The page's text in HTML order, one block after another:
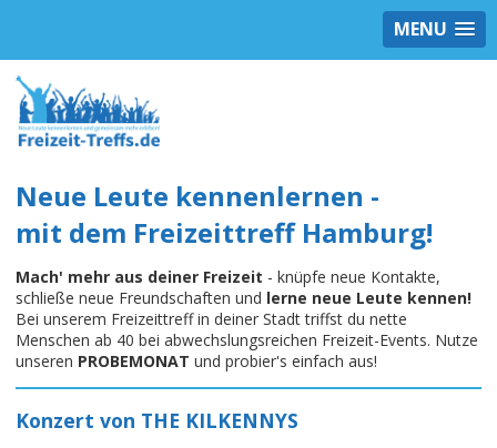
MENU
Neue Leute kennenlernen -
mit dem Freizeittreff Hamburg!
Mach' mehr aus deiner Freizeit - knüpfe neue Kontakte,
schließe neue Freundschaften und lerne neue Leute kennen!
Bei unserem Freizeittreff in deiner Stadt triffst du nette
Menschen ab 40 bei abwechslungsreichen Freizeit-Events. Nutze
unseren PROBEMONAT und probier's einfach aus!
Konzert von THE KILKENNYS